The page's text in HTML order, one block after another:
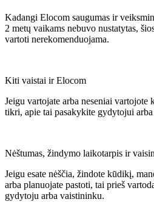
Kadangi Elocom saugumas ir
2 metų vaikams nebuvo nustatytas,
vartoti nerekomenduojama.
Kiti vaistai ir Elocom
Jeigu vartojate arba neseniai vartojote
tikri, apie tai pasakykite gydytojui
Nėštumas, žindymo laikotarpis ir
Jeigu esate nėščia, žindote kūdikį,
arba planuojate pastoti, tai prieš
gydytoju arba vaistininku.